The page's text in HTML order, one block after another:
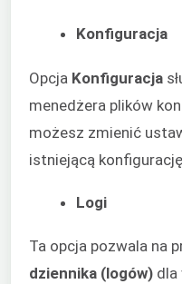
Konfiguracja
Opcja Konfiguracja
menedżera plików
możesz zmienić
istniejącą
Logi
Ta opcja pozwala na
dziennika (logów) dla